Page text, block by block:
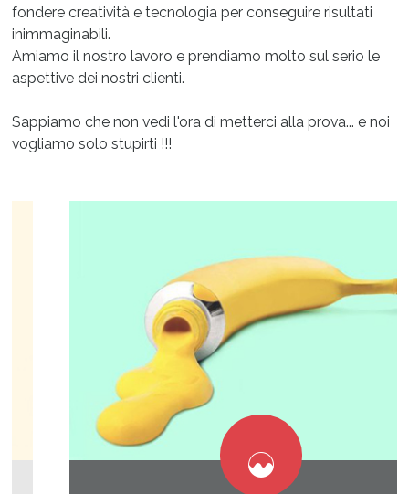
fondere creatività e tecnologia per conseguire risultati
inimmaginabili.
Amiamo il nostro lavoro e prendiamo molto sul serio le
aspettive dei nostri clienti.
Sappiamo che non vedi l'ora di metterci alla prova... e noi
vogliamo solo stupirti !!!